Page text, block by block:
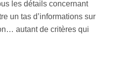
MM Rénovation toiture 33. Nous
travaux gouttière à Frontenac
notre entreprise de couvreur
sommes à votre disposition 7j/7 et